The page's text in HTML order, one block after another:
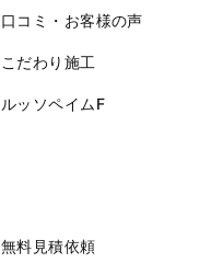
口コミ・お客様の声
こだわり施工
ルッソペイムF
無料見積依頼